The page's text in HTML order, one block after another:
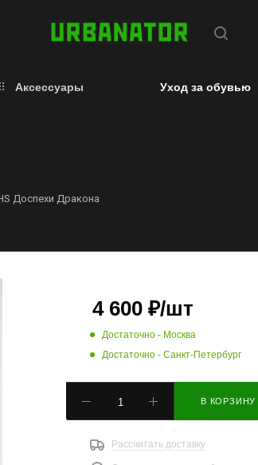
Аксессуары Уход за обувью
Доспехи Дракона
4 600 ₽/шт
Достаточно- Москва
Достаточно- Санкт-Петербург
В КОРЗИНУ
Рассчитать доставку